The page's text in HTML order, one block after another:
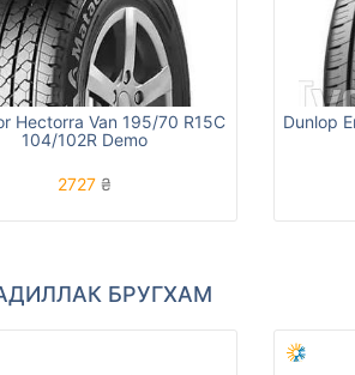
Hectorra Van 195/70 R15C
104/102R Demo
2727 ₴
Dunlop
БРУГХАМ